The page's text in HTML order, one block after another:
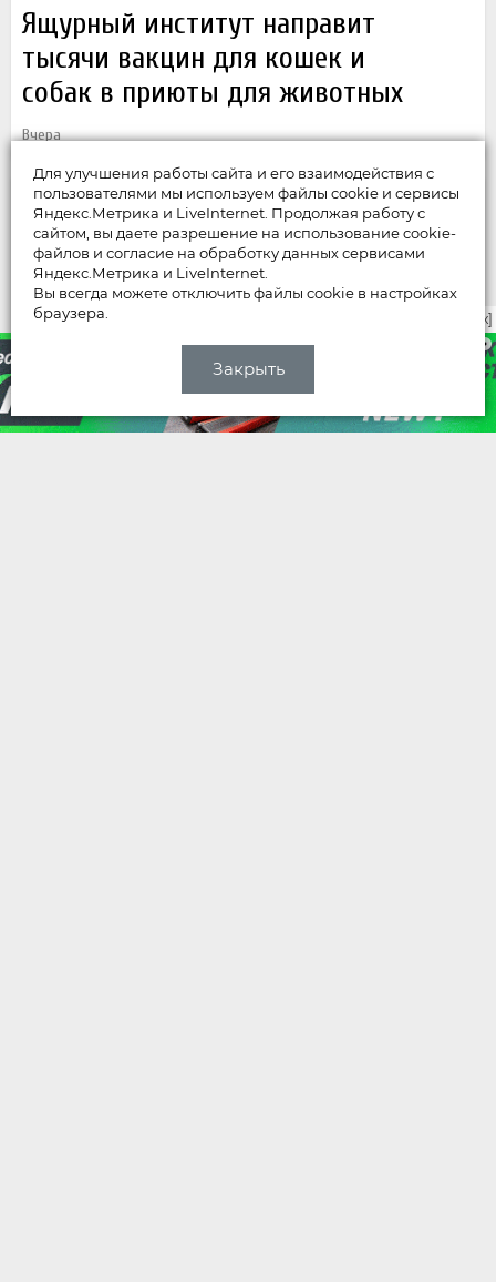
Ящурный институт направит
тысячи вакцин для кошек и
собак в приюты для животных
Вчера
закрыть [x]
Для улучшения работы сайта и его взаимодействия с
пользователями мы используем файлы cookie и сервисы
Яндекс.Метрика и LiveInternet. Продолжая работу с
сайтом, вы даете разрешение на использование cookie-
файлов и согласие на обработку данных сервисами
Яндекс.Метрика и LiveInternet.
Вы всегда можете отключить файлы cookie в настройках
браузера.
Закрыть